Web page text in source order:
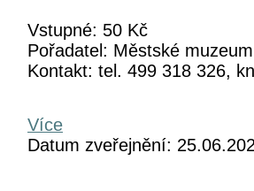
Vstupné: 50 Kč
Pořadatel: Městské
Kontakt: tel. 499 318 326,
Více
Datum zveřejnění: